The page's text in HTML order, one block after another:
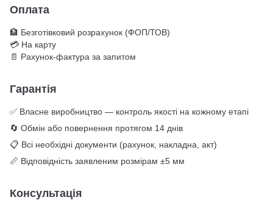
Оплата
🏦 Безготівковий розрахунок (ФОП/ТОВ)
💳 На карту
📄 Рахунок-фактура за запитом
Гарантія
✅ Власне виробництво — контроль якості на кожному етапі
🔄 Обмін або повернення протягом 14 днів
📋 Всі необхідні документи (рахунок, накладна, акт)
📏 Відповідність заявленим розмірам ±5 мм
Консультація